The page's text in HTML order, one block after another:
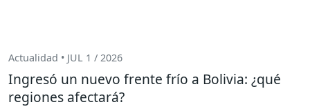
Actualidad • JUL 1 / 2026
Ingresó un nuevo frente frío a Bolivia: ¿qué
regiones afectará?